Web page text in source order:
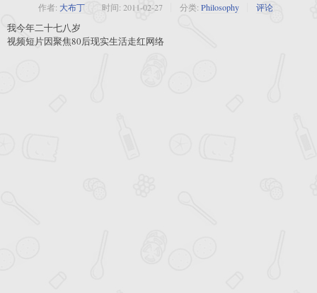
作者: 大布丁 时间: 2011-02-27 分类: Philosophy 评论
我今年二十七八岁
视频短片因聚焦80后现实生活走红网络